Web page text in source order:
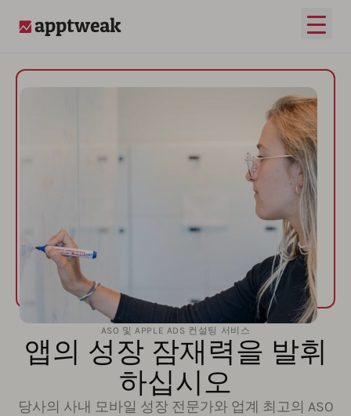
메인
ASO 및 APPLE ADS 컨설팅 서비스
앱의 성장 잠재력을 발휘
하십시오
당사의 사내 모바일 성장 전문가와 업계 최고의 ASO